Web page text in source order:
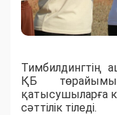
Тимбилдингтің
ҚБ
қатысушыларға
сәттілік тіледі.